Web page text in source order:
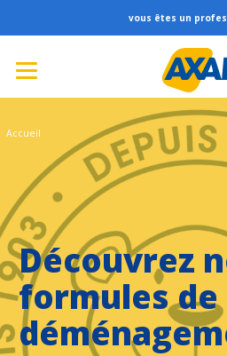
Découvrez
formules de
Accueil